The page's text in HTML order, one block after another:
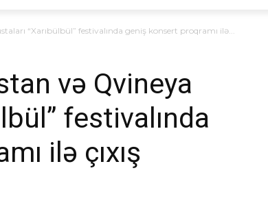
“Xarıbülbül” festivalında geniş konsert proqramı ilə...
və Qvineya
festivalında
ilə çıxış